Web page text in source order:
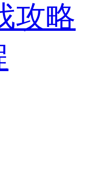
攻略